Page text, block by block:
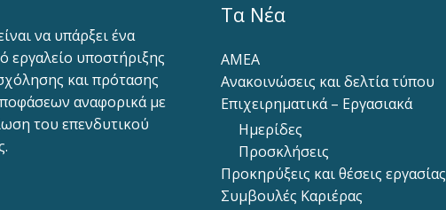
να υπάρξει ένα
εργαλείο υποστήριξης
και πρότασης
αναφορικά με
του επενδυτικού
Τα Νέα
ΑΜΕΑ
Ανακοινώσεις και δελτία τύπου
Επιχειρηματικά – Εργασιακά
Ημερίδες
Προσκλήσεις
Προκηρύξεις και θέσεις εργασίας
Συμβουλές Καριέρας